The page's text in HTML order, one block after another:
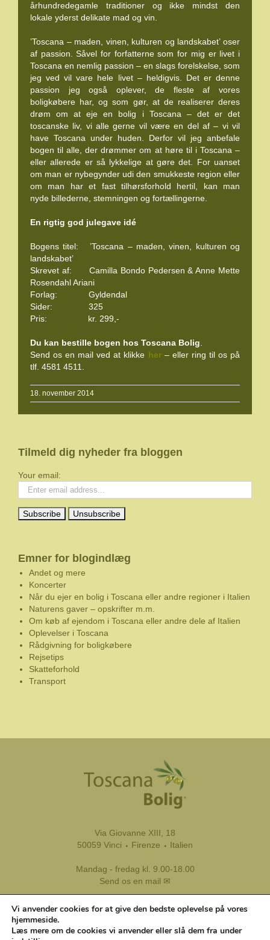
århundredegamle traditioner og ikke mindst den
lokale yderst delikate mad og vin.
’Toscana – maden, vinen, kulturen og landskabet’ oser
af passion. Såvel for forfatterne som for mig er livet i
Toscana en nemlig passion – en slags forelskelse, som
jeg ved vil vare hele livet – heldigvis. Det er denne
passion jeg også oplever, de fleste af vores
boligkøbere har, og som gør, at de realiserer deres
drøm om at eje en bolig i Toscana – det er det
toscanske liv, vi alle gerne vil være en del af – vi vil
have Toscana under huden. Derfor vil jeg anbefale
bogen til alle, der drømmer om at høre til i Toscana –
eller allerede er så lykkelige at gøre det. For uanset
om man er nybegynder udi den smukkeste region eller
om man har et fast tilhørsforhold hertil, kan man
nyde billederne, stemningen og fortællingerne.
En rigtig god julegave idé
Bogens titel: ’Toscana – maden, vinen, kulturen og
landskabet’
Skrevet af: Camilla Bondo Pedersen & Anne Mette
Rosendahl Ariani
Forlag: Gyldendal
Sider: 325
Pris: kr. 299,-
Du kan bestille bogen hos Toscana Bolig
Send os en mail ved at klikke her – eller ring til os på
tlf. 4581 4511.
18. november 2014
Tilmeld dig nyheder fra bloggen
Your email:
Emner for blogindlæg
Andet og mere
Koncerter
Når du ejer en bolig i Toscana eller andre regioner i Italien
Naturens gaver – opskrifter m.m.
Om køb af ejendom i Toscana eller andre dele af Italien
Oplevelser i Toscana
Rådgivning for boligkøbere
Rejsetips
Skatteforhold
Transport
Via Giovanne XIII, 18
50059 Vinci ⬩ Firenze ⬩ Italien
Mandag - fredag kl. 9.00-18.00
Send os en mail ✉
Tel.: +39 333 8799 116
Vi anvender cookies for at give den bedste oplevelse på vores
hjemmeside.
Læs mere om de cookies vi anvender eller slå dem fra under